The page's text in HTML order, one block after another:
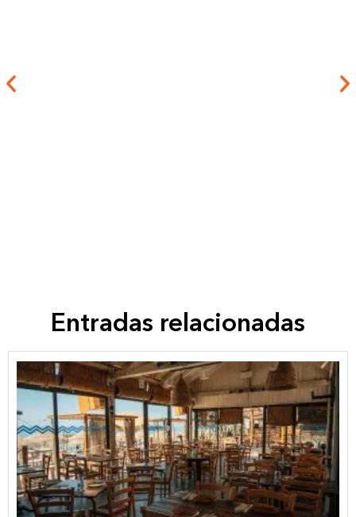
Entradas relacionadas